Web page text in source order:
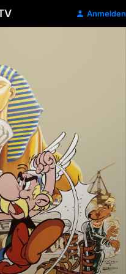
Anmelden